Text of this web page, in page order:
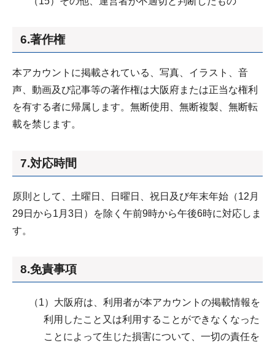
6.著作権
本アカウントに掲載されている、写真、イラスト、音
声、動画及び記事等の著作権は大阪府または正当な権利
を有する者に帰属します。無断使用、無断複製、無断転
載を禁じます。
7.対応時間
原則として、土曜日、日曜日、祝日及び年末年始（12月
29日から1月3日）を除く午前9時から午後6時に対応しま
す。
8.免責事項
（1）大阪府は、利用者が本アカウントの掲載情報を
利用したこと又は利用することができなくなった
ことによって生じた損害について、一切の責任を